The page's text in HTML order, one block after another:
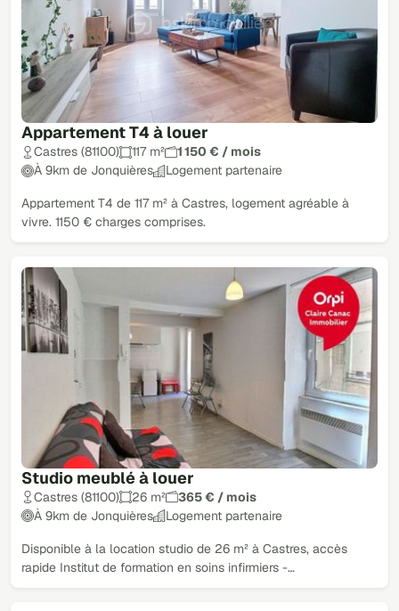
Appartement T4 à louer
Castres (81100) 117 m²
1 150 € / mois
À 9km de Jonquières
Logement partenaire
Appartement T4 de 117 m² à Castres, logement agréable à
vivre. 1150 € charges comprises.
Studio meublé à louer
Castres (81100) 26 m²
365 € / mois
À 9km de Jonquières
Logement partenaire
Disponible à la location studio de 26 m² à Castres, accès
rapide Institut de formation en soins infirmiers -…